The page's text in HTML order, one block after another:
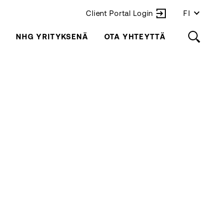
Client Portal Login FI
NHG YRITYKSENÄ OTA YHTEYTTÄ